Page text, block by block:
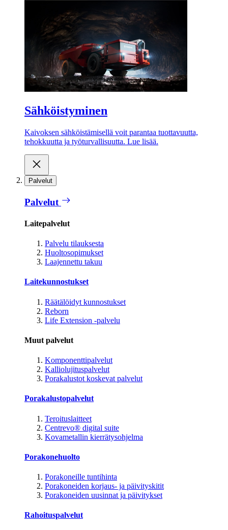
Sähköistyminen
Kaivoksen sähköistämisellä voit parantaa tuottavuutta,
tehokkuutta ja työturvallisuutta. Lue lisää.
Palvelut
Palvelut
Laitepalvelut
Palvelu tilauksesta
Huoltosopimukset
Laajennettu takuu
Laitekunnostukset
Räätälöidyt kunnostukset
Reborn
Life Extension -palvelu
Muut palvelut
Komponenttipalvelut
Kalliolujituspalvelut
Porakalustot koskevat palvelut
Porakalustopalvelut
Teroituslaitteet
Centrevo® digital suite
Kovametallin kierrätysohjelma
Porakonehuolto
Porakoneille tuntihinta
Porakoneiden korjaus- ja päivityskitit
Porakoneiden uusinnat ja päivitykset
Rahoituspalvelut